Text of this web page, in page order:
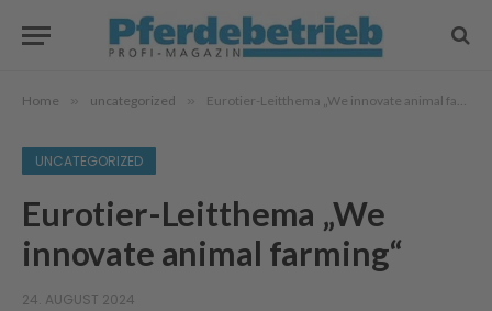
Home » uncategorized » Eurotier-Leitthema „We innovate animal farming“
UNCATEGORIZED
Eurotier-Leitthema „We
innovate animal farming“
24. AUGUST 2024